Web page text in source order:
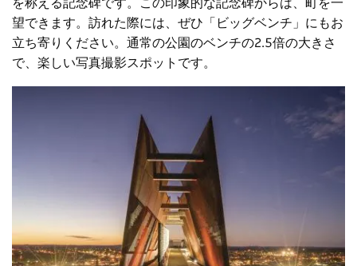
を称える記念碑です。この印象的な記念碑からは、町を一
望できます。訪れた際には、ぜひ「ビッグベンチ」にもお
立ち寄りください。通常の公園のベンチの2.5倍の大きさ
で、楽しい写真撮影スポットです。